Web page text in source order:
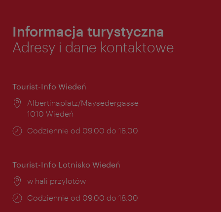
Informacja turystyczna
Adresy i dane kontaktowe
Tourist-Info Wiedeń
Miejsce:
Albertinaplatz/Maysedergasse
1010 Wiedeń
Godziny
Codziennie od 09.00 do 18.00
Tourist-Info Lotnisko Wiedeń
Miejsce:
w hali przylotów
Godziny
Codziennie od 09.00 do 18.00